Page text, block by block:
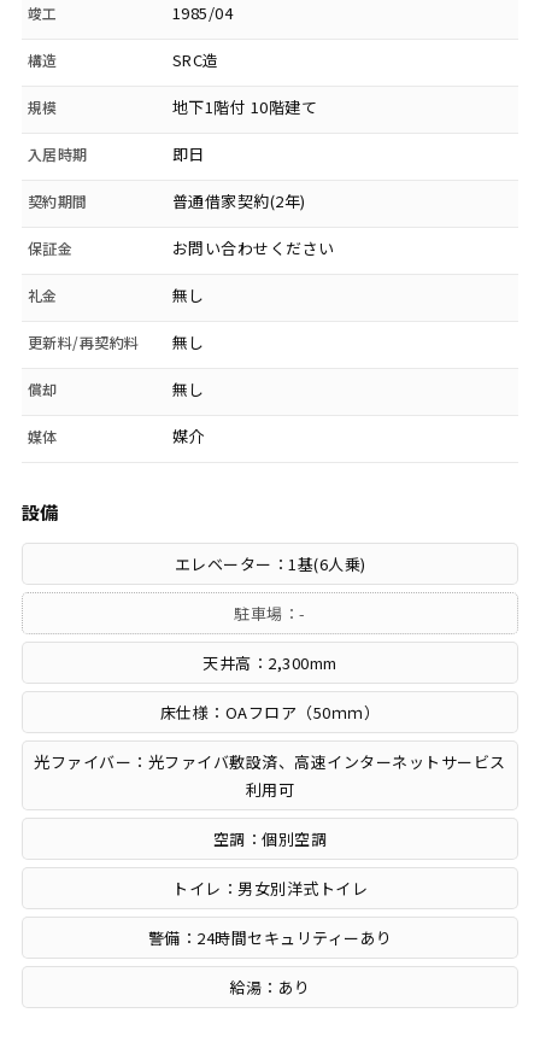
竣工 1985/04
構造 SRC造
規模 地下1階付 10階建て
入居時期 即日
契約期間 普通借家契約(2年)
保証金 お問い合わせください
礼金 無し
更新料/再契約料 無し
償却 無し
媒体 媒介
設備
エレベーター：1基(6人乗)
駐車場：-
天井高：2,300mm
床仕様：OAフロア（50ｍｍ）
光ファイバー：光ファイバ敷設済、高速インターネットサービス
利用可
空調：個別空調
トイレ：男女別洋式トイレ
警備：24時間セキュリティーあり
給湯：あり